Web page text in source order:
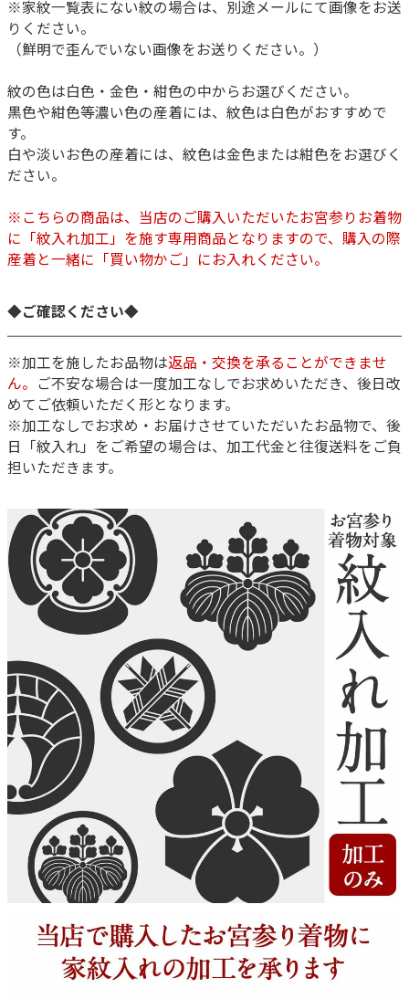
※家紋一覧表にない紋の場合は、別途メールにて画像をお送
りください。
（鮮明で歪んでいない画像をお送りください。）
紋の色は白色・金色・紺色の中からお選びください。
黒色や紺色等濃い色の産着には、紋色は白色がおすすめで
す。
白や淡いお色の産着には、紋色は金色または紺色をお選びく
ださい。
※こちらの商品は、当店のご購入いただいたお宮参りお着物
に「紋入れ加工」を施す専用商品となりますので、購入の際
産着と一緒に「買い物かご」にお入れください。
◆ご確認ください◆
※加工を施したお品物は返品・交換を承ることができませ
ん。 ご不安な場合は一度加工なしでお求めいただき、後日改
めてご依頼いただく形となります。
※加工なしでお求め・お届けさせていただいたお品物で、後
日「紋入れ」をご希望の場合は、加工代金と往復送料をご負
担いただきます。